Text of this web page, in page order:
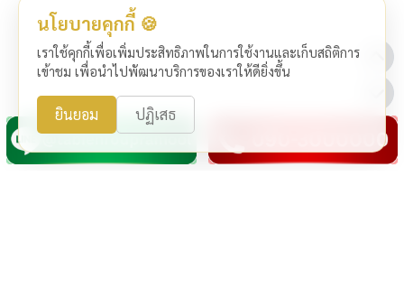
นโยบายคุกกี้ 🍪
เราใช้คุกกี้เพื่อเพิ่มประสิทธิภาพในการใช้งานและเก็บสถิติการ
เข้าชม เพื่อนำไปพัฒนาบริการของเราให้ดียิ่งขึ้น
ยินยอม ปฏิเสธ